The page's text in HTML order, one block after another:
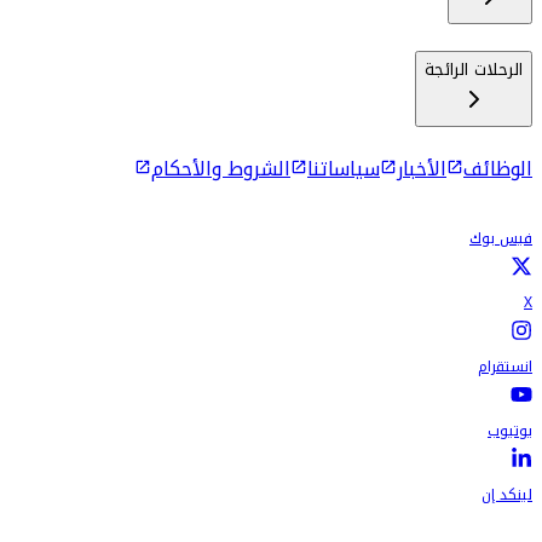
الرحلات الرائجة
الوظائف الأخبار سياساتنا الشروط والأحكام
فيس بوك
X
انستقرام
يوتيوب
لينكد إن